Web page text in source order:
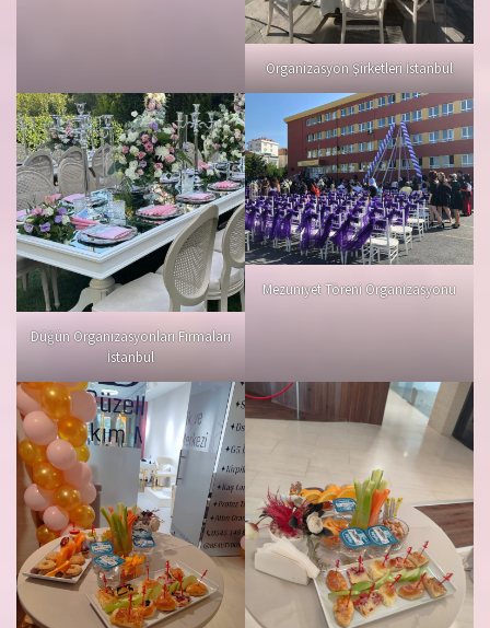
Organizasyon Şirketleri İstanbul
Düğün Organizasyonları Firmaları
İstanbul
Mezuniyet Töreni Organizasyonu